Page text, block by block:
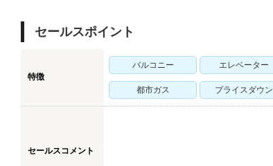
セールスポイント
特徴
バルコニー エレベーター
都市ガス プライスダウン
セールスコメント